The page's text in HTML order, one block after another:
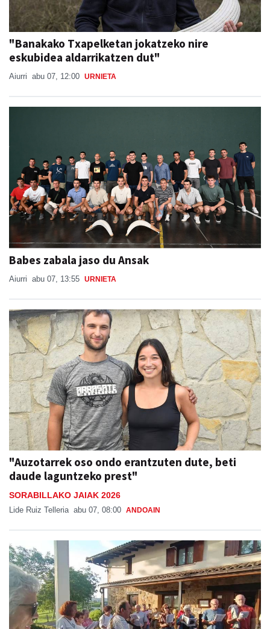
"Banakako Txapelketan jokatzeko nire
eskubidea aldarrikatzen dut"
Aiurri abu 07, 12:00 URNIETA
Babes zabala jaso du Ansak
Aiurri abu 07, 13:55 URNIETA
"Auzotarrek oso ondo erantzuten dute, beti
daude laguntzeko prest"
SORABILLAKO JAIAK 2026
Lide Ruiz Telleria abu 07, 08:00 ANDOAIN